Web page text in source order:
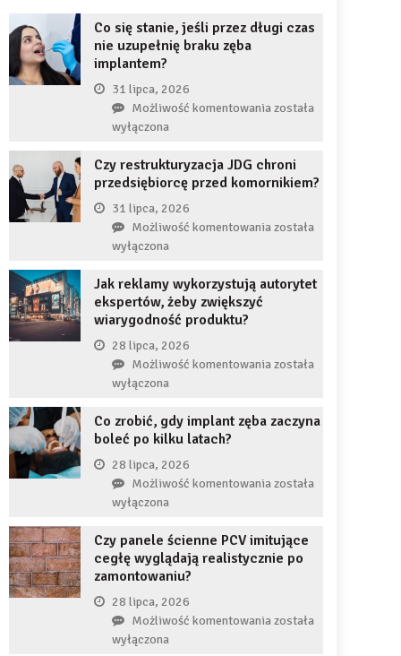
Co się stanie, jeśli przez długi czas
nie uzupełnię braku zęba
implantem?
31 lipca, 2026
Możliwość komentowaniaCo
jeśli
przez
czas
braku
zęba
została
wyłączona
Czy restrukturyzacja JDG chroni
przedsiębiorcę przed komornikiem?
31 lipca, 2026
Możliwość komentowaniaCzy
chroni
została
wyłączona
Jak reklamy wykorzystują autorytet
ekspertów, żeby zwiększyć
wiarygodność produktu?
28 lipca, 2026
Możliwość komentowaniaJak
autorytet
zwiększyć
została
wyłączona
Co zrobić, gdy implant zęba zaczyna
boleć po kilku latach?
28 lipca, 2026
Możliwość komentowaniaCo
implant
zęba
została
wyłączona
Czy panele ścienne PCV imitujące
cegłę wyglądają realistycznie po
zamontowaniu?
28 lipca, 2026
Możliwość komentowaniaCzy
została
wyłączona